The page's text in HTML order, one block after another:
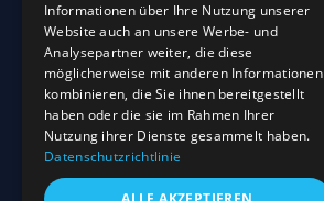
Sehenswürdigkeiten
INFO
Blog
Sehenswürdigkeiten
Impressum
Informationen über Ihre Nutzung unserer
Website auch an unsere Werbe- und
Analysepartner weiter, die diese
möglicherweise mit anderen Informationen
kombinieren, die Sie ihnen bereitgestellt
haben oder die sie im Rahmen Ihrer
Nutzung ihrer Dienste gesammelt haben.
Datenschutzrichtlinie